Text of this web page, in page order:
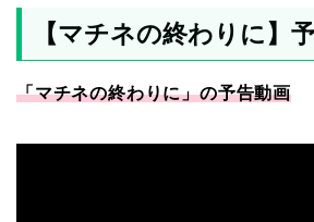
【マチネの終わりに】
「マチネの終わりに」の予告動画